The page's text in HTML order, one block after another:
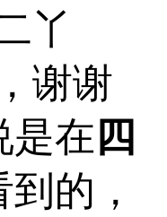
丫
谢谢
是在 四
的，